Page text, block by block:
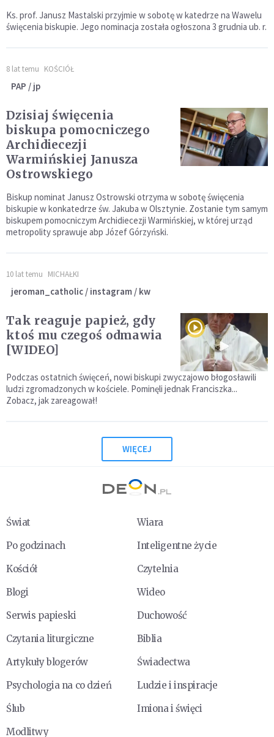
Ks. prof. Janusz Mastalski przyjmie w sobotę w katedrze na Wawelu
święcenia biskupie. Jego nominacja została ogłoszona 3 grudnia ub. r.
8 lat temu KOŚCIÓŁ
PAP / jp
Dzisiaj święcenia
biskupa pomocniczego
Archidiecezji
Warmińskiej Janusza
Ostrowskiego
Biskup nominat Janusz Ostrowski otrzyma w sobotę święcenia
biskupie w konkatedrze św. Jakuba w Olsztynie. Zostanie tym samym
biskupem pomocniczym Archidiecezji Warmińskiej, w której urząd
metropolity sprawuje abp Józef Górzyński.
10 lat temu MICHAŁKI
jeroman_catholic / instagram / kw
Tak reaguje papież, gdy
ktoś mu czegoś odmawia
[WIDEO]
Podczas ostatnich święceń, nowi biskupi zwyczajowo błogosławili
ludzi zgromadzonych w kościele. Pominęli jednak Franciszka...
Zobacz, jak zareagował!
WIĘCEJ
Świat
Wiara
Po godzinach
Inteligentne życie
Kościół
Czytelnia
Blogi
Wideo
Serwis papieski
Duchowość
Czytania liturgiczne
Biblia
Artykuły blogerów
Świadectwa
Psychologia na co dzień
Ludzie i inspiracje
Ślub
Imiona i święci
Modlitwy